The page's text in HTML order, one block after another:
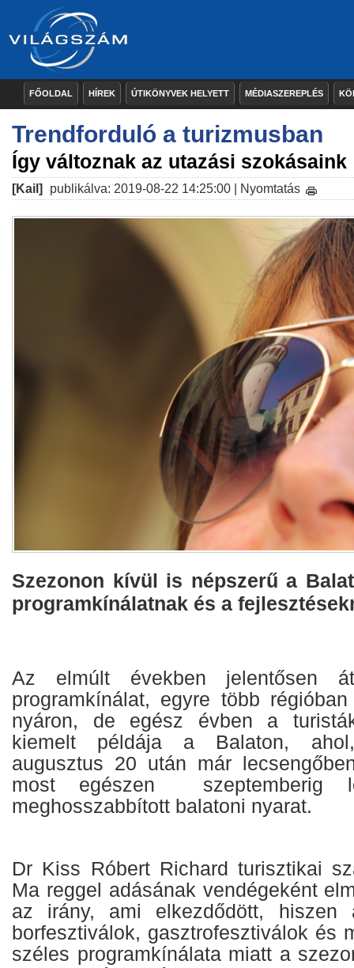
FŐOLDAL HÍREK ÚTIKÖNYVEK HELYETT MÉDIASZEREPLÉS
Trendforduló a turizmusban
Így változnak az utazási szokásaink
[Kail] publikálva: 2019-08-22 14:25:00 | Nyomtatás
Szezonon kívül is népszerű a
programkínálatnak és a
Az elmúlt években jelentősen
programkínálat, egyre több
nyáron, de egész évben a
kiemelt példája a Balaton,
augusztus 20 után már
most egészen szeptemberig
meghosszabbított balatoni nyarat.
Dr Kiss Róbert Richard turisztikai
Ma reggel adásának vendégeként
az irány, ami elkezdődött, hiszen
borfesztiválok, gasztrofesztiválok és
széles programkínálata miatt a